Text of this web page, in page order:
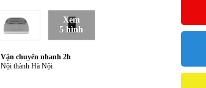
Xem
5 hình
Vận chuyển nhanh 2h
Nội thành Hà Nội